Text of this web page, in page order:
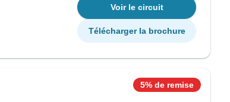
Voir le circuit
Télécharger la brochure
5% de remise